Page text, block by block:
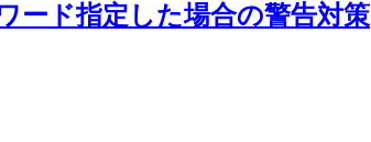
ード指定した場合の警告対策